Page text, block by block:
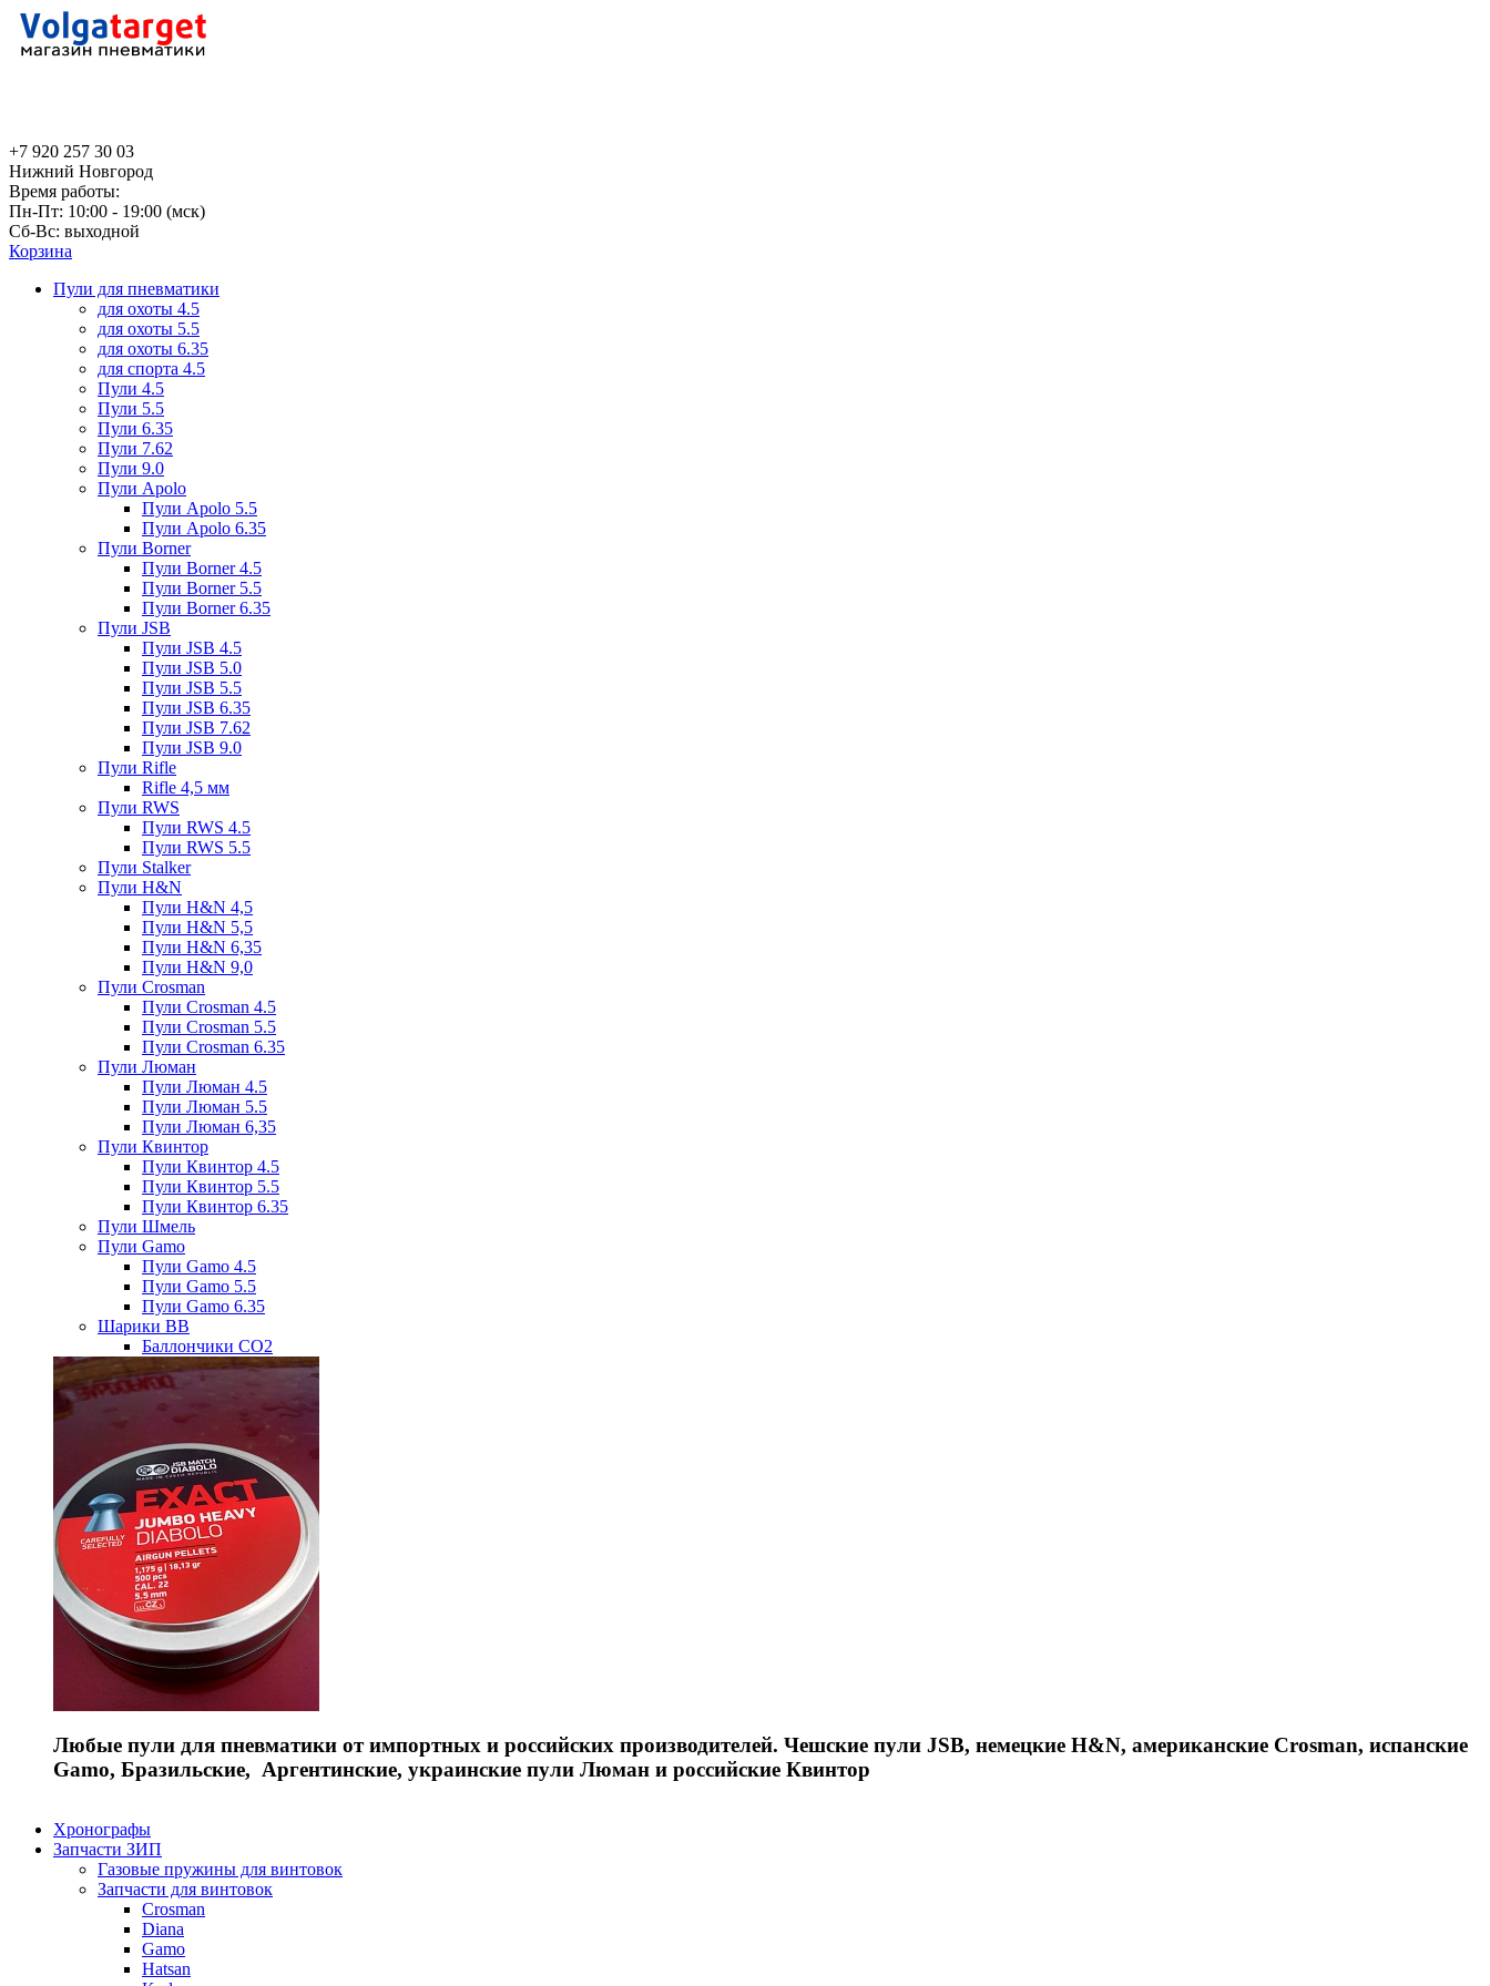
+7 920 257 30 03
Нижний Новгород
Время работы:
Пн-Пт: 10:00 - 19:00 (мск)
Сб-Вс: выходной
Корзина
Пули для пневматики
для охоты 4.5
для охоты 5.5
для охоты 6.35
для спорта 4.5
Пули 4.5
Пули 5.5
Пули 6.35
Пули 7.62
Пули 9.0
Пули Apolo
Пули Apolo 5.5
Пули Apolo 6.35
Пули Borner
Пули Borner 4.5
Пули Borner 5.5
Пули Borner 6.35
Пули JSB
Пули JSB 4.5
Пули JSB 5.0
Пули JSB 5.5
Пули JSB 6.35
Пули JSB 7.62
Пули JSB 9.0
Пули Rifle
Rifle 4,5 мм
Пули RWS
Пули RWS 4.5
Пули RWS 5.5
Пули Stalker
Пули H&N
Пули H&N 4,5
Пули H&N 5,5
Пули H&N 6,35
Пули H&N 9,0
Пули Crosman
Пули Crosman 4.5
Пули Crosman 5.5
Пули Crosman 6.35
Пули Люман
Пули Люман 4.5
Пули Люман 5.5
Пули Люман 6,35
Пули Квинтор
Пули Квинтор 4.5
Пули Квинтор 5.5
Пули Квинтор 6.35
Пули Шмель
Пули Gamo
Пули Gamo 4.5
Пули Gamo 5.5
Пули Gamo 6.35
Шарики BB
Баллончики CO2
Любые пули для пневматики от импортных и российских производителей. Чешские пули JSB, немецкие H&N, американские Crosman, испанские
Gamo, Бразильские, Аргентинские, украинские пули Люман и российские Квинтор
Хронографы
Запчасти ЗИП
Газовые пружины для винтовок
Запчасти для винтовок
Crosman
Diana
Gamo
Hatsan